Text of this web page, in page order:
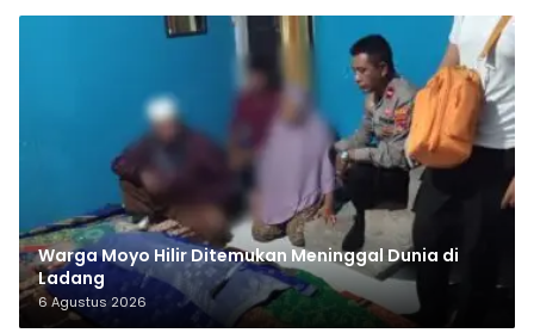
Warga Moyo Hilir Ditemukan Meninggal Dunia di
Ladang
6 Agustus 2026